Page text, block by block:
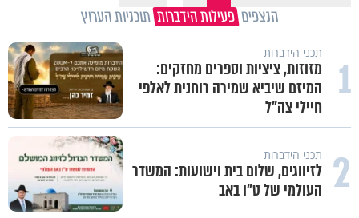
הנצפים פעילות הידברות תוכניות הערוץ
1 תכני הידברות
מזוזות, ציציות וספרים מחזקים:
המיזם שיביא שמירה רוחנית לאלפי
חיילי צה"ל
2 תכני הידברות
לזיווגים, שלום בית וישועות: המשדר
העולמי של ט"ו באב